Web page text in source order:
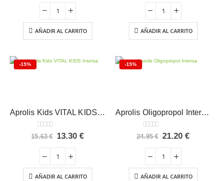
original
era:
15.95 €.13.55 €.
AÑADIR AL CARRITO AÑADIR AL CARRITO
-15%
Aprolis Kids VITAL KIDS Intersa 10 Ampollas
0 out of 5
15.63€ El
era:
15.63 €.
13.30€El
13.30 €.
AÑADIR AL CARRITO
-15%
Aprolis Oligopropol Intersa 20 Ampollas
0 out of 5
24.95€ El
era:
24.95 €.
21.20€El
21.20 €.
AÑADIR AL CARRITO